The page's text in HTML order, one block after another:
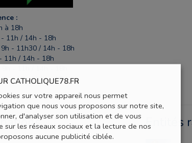
:
à 18h
11h / 14h - 18h
- 11h30 / 14h - 18h
11h / 14h - 18h
- 12h / 14h - 17h
Entités
CATHOLIQUE78.FR
sur votre appareil nous permet
que nous vous proposons sur notre site,
d'analyser son utilisation et de vous
sur les réseaux sociaux et la lecture de nos
aucune publicité ciblée.